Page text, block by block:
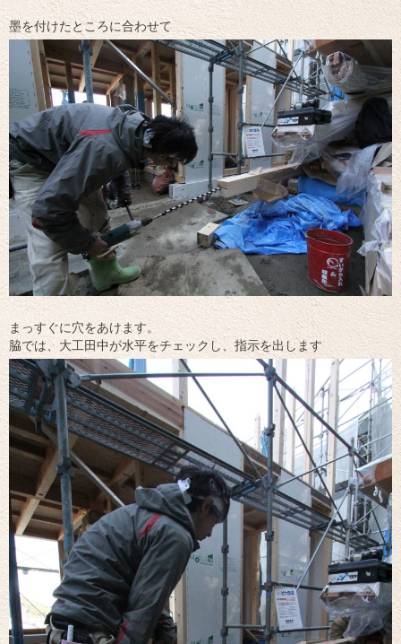
墨を付けたところに合わせて
まっすぐに穴をあけます。
脇では、大工田中が水平をチェックし、指示を出します